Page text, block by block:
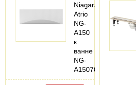
Niagara
Atrio
NG-
A150
к
ванне
NG-
A15070